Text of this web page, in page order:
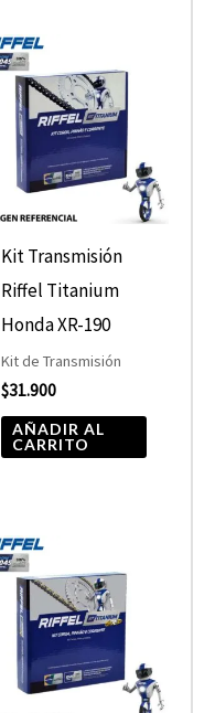
Kit Transmisión
Riffel Titanium
Honda XR-190
Kit de Transmisión
$31.900
AÑADIR AL
CARRITO